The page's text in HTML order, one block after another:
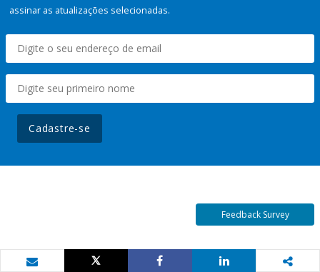
assinar as atualizações selecionadas.
Cadastre-se
Feedback Survey